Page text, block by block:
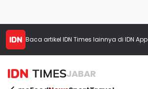
Baca artikel IDN Times lainnya di IDN App
JABAR